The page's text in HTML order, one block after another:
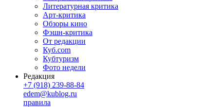
Литературная критика
Арт-критика
Обзоры кино
Фэшн-критика
От редакции
Куб.com
Кубтуризм
Фото недели
Редакция
+7 (918) 239-88-84
edem@kublog.ru
правила